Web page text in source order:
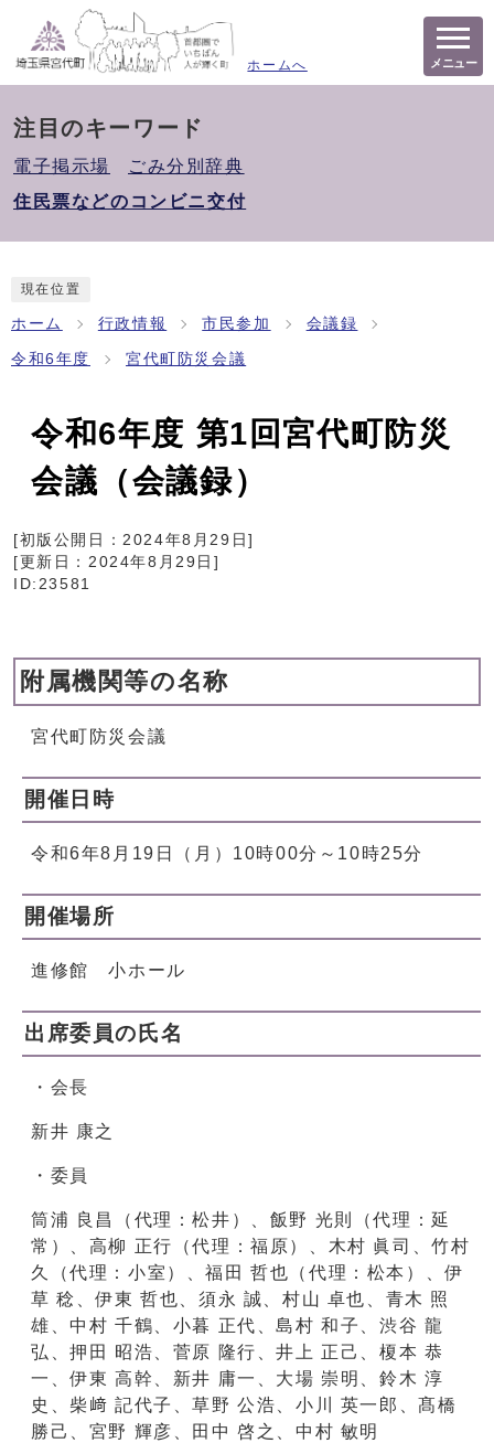
ホームへ メニュー
注目のキーワード
電子掲示場
ごみ分別辞典
住民票などのコンビニ交付
現在位置
ホーム 行政情報 市民参加 会議録
令和6年度 宮代町防災会議
令和6年度 第1回宮代町防災
会議（会議録）
[初版公開日：2024年8月29日]
[更新日： 2024年8月29日 ]
ID:23581
附属機関等の名称
宮代町防災会議
開催日時
令和6年8月19日（月）10時00分～10時25分
開催場所
進修館 小ホール
出席委員の氏名
・会長
新井 康之
・委員
筒浦 良昌（代理：松井）、飯野 光則（代理：延
常）、高柳 正行（代理：福原）、木村 眞司、竹村
久（代理：小室）、福田 哲也（代理：松本）、伊
草 稔、伊東 哲也、須永 誠、村山 卓也、青木 照
雄、中村 千鶴、小暮 正代、島村 和子、渋谷 龍
弘、押田 昭浩、菅原 隆行、井上 正己、榎本 恭
一、伊東 高幹、新井 庸一、大場 崇明、鈴木 淳
史、柴﨑 記代子、草野 公浩、小川 英一郎、髙橋
勝己、宮野 輝彦、田中 啓之、中村 敏明